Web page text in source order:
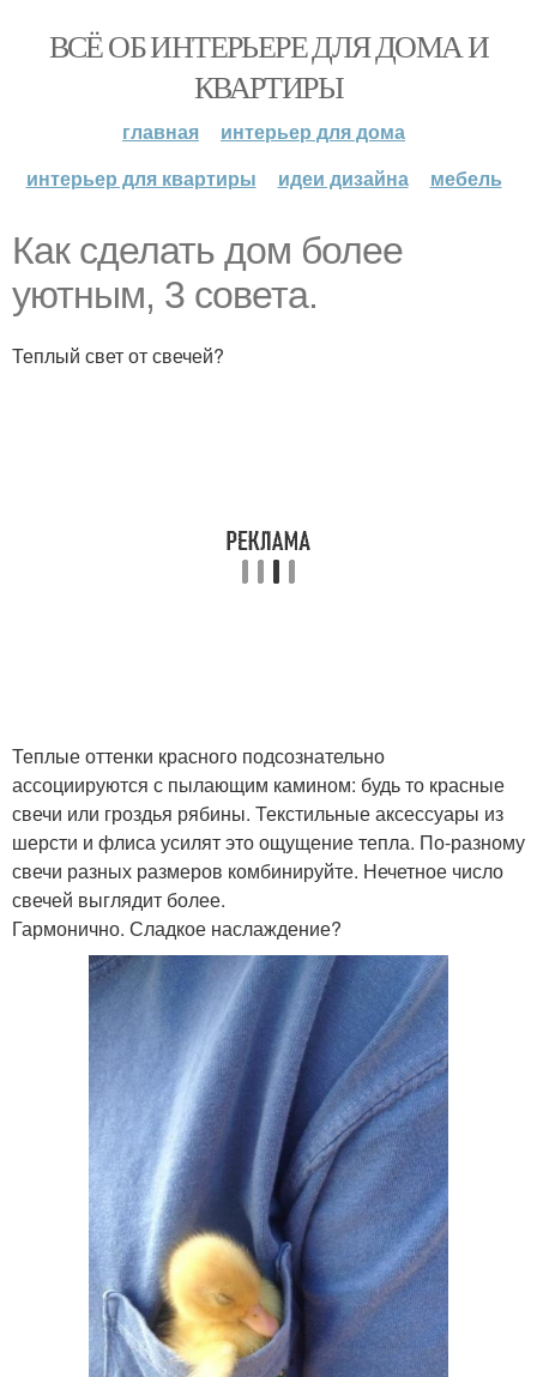
ВСЁ ОБ ИНТЕРЬЕРЕ ДЛЯ ДОМА И
КВАРТИРЫ
главная
интерьер для дома
интерьер для квартиры
идеи дизайна мебель
Как сделать дом более
уютным, 3 совета.
Теплый свет от свечей?
Теплые оттенки красного подсознательно
ассоциируются с пылающим камином: будь то красные
свечи или гроздья рябины. Текстильные аксессуары из
шерсти и флиса усилят это ощущение тепла. По-разному
свечи разных размеров комбинируйте. Нечетное число
свечей выглядит более.
Гармонично. Сладкое наслаждение?